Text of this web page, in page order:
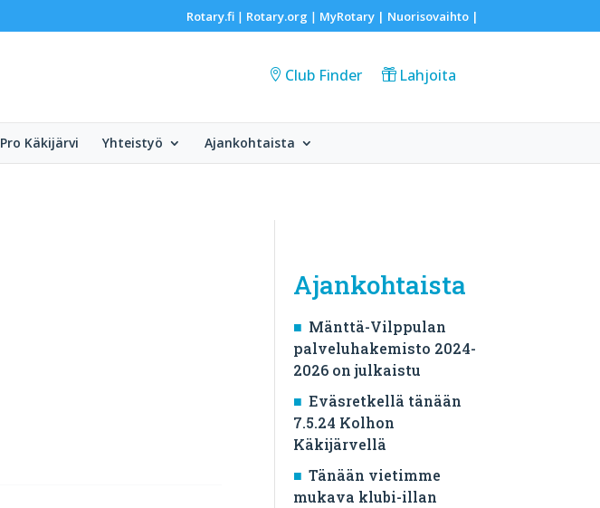
Rotary.fi| Rotary.org | MyRotary | Nuorisovaihto|
Club Finder Lahjoita
Pro Käkijärvi Yhteistyö Ajankohtaista
Ajankohtaista
Mänttä-Vilppulan
palveluhakemisto 2024-
2026 on julkaistu
Eväsretkellä tänään
7.5.24 Kolhon
Käkijärvellä
Tänään vietimme
mukava klubi-illan